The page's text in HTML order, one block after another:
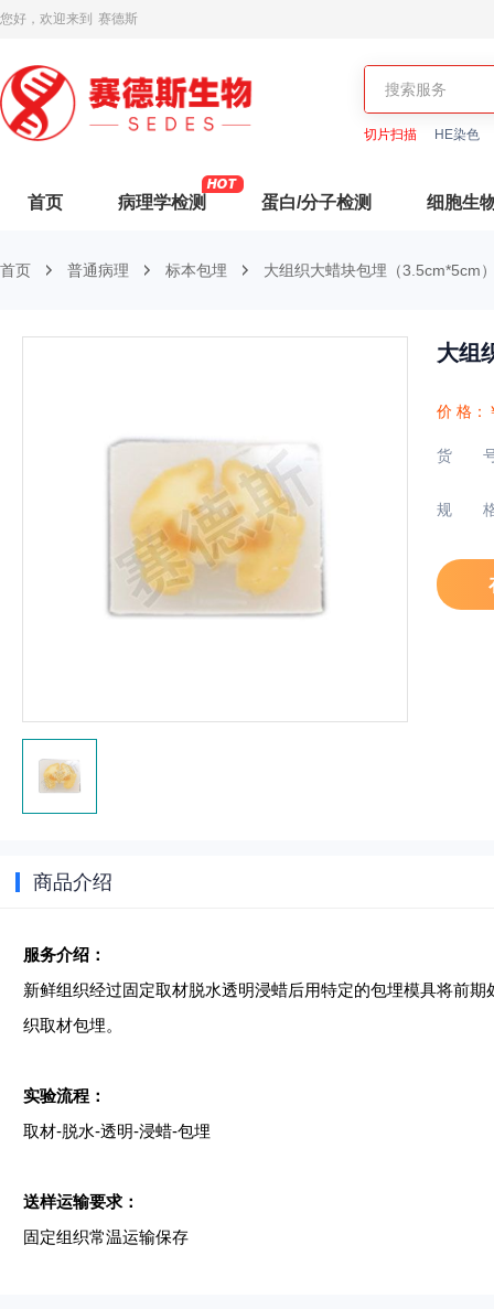
您好，欢迎来到 赛德斯
切片扫描 HE染色
首页 病理学检测 蛋白/分子检测 细胞生
首页 普通病理 标本包埋 大组织大蜡块包埋（3.5cm*5cm
大组
价 格：
货
规
商品介绍
服务介绍：
新鲜组织经过固定取材脱水透明浸蜡后用特定的包埋模具将前
织取材包埋。
实验流程：
取材-脱水-透明-浸蜡-包埋
送样运输要求：
固定组织常温运输保存